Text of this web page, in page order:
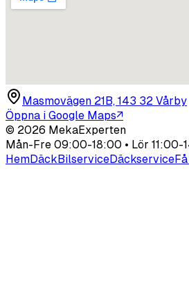
Masmovägen 21B, 143 32 Vårby
Öppna i Google Maps↗
© 2026 MekaExperten
Mån-Fre 09:00-18:00 • Lör 11:00-
HemDäck BilserviceDäckservice